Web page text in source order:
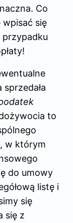
Co
wpisać się
to
w którym
do umowy
listę i
się
się z